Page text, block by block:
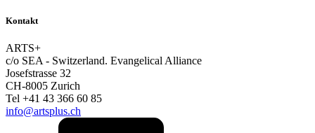
Kontakt
ARTS+
c/o SEA - Switzerland. Evangelical Alliance
Josefstrasse 32
CH-8005 Zurich
Tel +41 43 366 60 85
info@artsplus.ch